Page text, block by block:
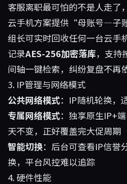
客服离职最可怕的不是人走了
云手机方案提供“母账号—子
组长可实时回收任何一台云手
记录AES-256加密落库，支持
间轴一键检索，纠纷复盘不再
3. IP管理与网络模式
公共网络模式：IP随机轮换，
专属网络模式：独享原生IP+
天不变，正好覆盖完大促周期
智能切换：后台可查看IP信誉
换，平台风控难以追踪
4. 硬件性能